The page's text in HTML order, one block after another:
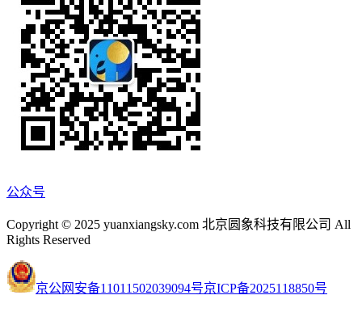
公众号
Copyright © 2025 yuanxiangsky.com 北京圆象科技有限公司 All
Rights Reserved
京公网安备11011502039094号京ICP备2025118850号